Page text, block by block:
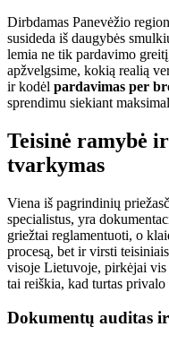
Dirbdamas Panevėžio
susideda iš daugybės
lemia ne tik pardavimo
apžvelgsime, kokią realią
ir kodėl pardavimas per
sprendimu siekiant
Teisinė ramybė
tvarkymas
Viena iš pagrindinių
specialistus, yra
griežtai reglamentuoti, o
procesą, bet ir virsti
visoje Lietuvoje, pirkėjai vis
tai reiškia, kad turtas
Dokumentų auditas